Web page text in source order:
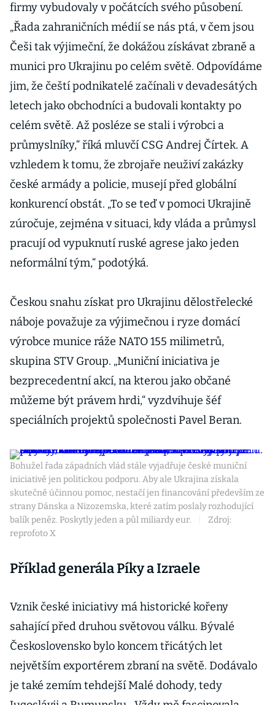
firmy vybudovaly v počátcích svého působení.
„Řada zahraničních médií se nás ptá, v čem jsou
Češi tak výjimeční, že dokážou získávat zbraně a
munici pro Ukrajinu po celém světě. Odpovídáme
jim, že čeští podnikatelé začínali v devadesátých
letech jako obchodníci a budovali kontakty po
celém světě. Až posléze se stali i výrobci a
průmyslníky,“ říká mluvčí CSG Andrej Čírtek. A
vzhledem k tomu, že zbrojaře neuživí zakázky
české armády a policie, musejí před globální
konkurencí obstát. „To se teď v pomoci Ukrajině
zúročuje, zejména v situaci, kdy vláda a průmysl
pracují od vypuknutí ruské agrese jako jeden
neformální tým,“ podotýká.
Českou snahu získat pro Ukrajinu dělostřelecké
náboje považuje za výjimečnou i ryze domácí
výrobce munice ráže NATO 155 milimetrů,
skupina STV Group. „Muniční iniciativa je
bezprecedentní akcí, na kterou jako občané
můžeme být právem hrdi,“ vyzdvihuje šéf
speciálních projektů společnosti Pavel Beran.
Bohužel řada západních vlád stále vyjadřuje české muniční
iniciativě jen politickou podporu. Aby ale Ukrajina získala
skutečně účinnou pomoc, nestačí jen financování především ze
strany Dánska a Nizozemska, které zatím poslaly rozhodující
balík peněz. Poskytly jeden a půl miliardy eur.
Zdroj:
reprofoto X
Příklad generála Píky a Izraele
Vznik české iniciativy má historické kořeny
sahající před druhou světovou válku. Bývalé
Československo bylo koncem třicátých let
největším exportérem zbraní na světě. Dodávalo
je také zemím tehdejší Malé dohody, tedy